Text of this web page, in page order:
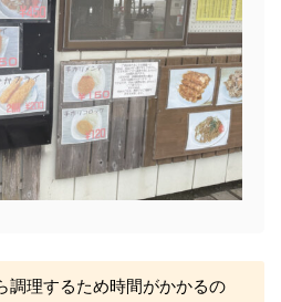
調理するため時間がかかるの